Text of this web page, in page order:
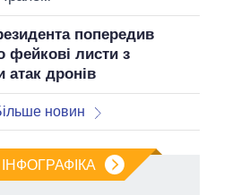
попередив
фейкові листи з
атак дронів
новин
ІНФОГРАФІКА